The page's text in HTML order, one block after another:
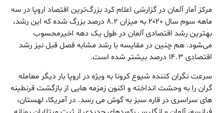
مرکز آمار آلمان در گزارشی اعلام کرد بزرگ‌ترین اقتصاد اروپا در سه
ماهه سوم سال ۲۰۲۰ به میزان ۸.۲ درصد بزرگ شده که این رشد،
بهترین رشد اقتصادی آلمان در طول یک دهه اخیرمحسوب
می‌شود. هم چنین در مقایسه با رشد مشابه فصل قبل نیز رشد
اقتصادی ۱۴.۳ درصد بیشتر شده است.
سرعت نگران کننده شیوع کرونا به ویژه در اروپا بار دیگر معامله
گران را به وحشت انداخته و اکنون زمزمه هایی از بازگشت قرنطینه
های سراسری در قاره سبز به گوش می رسد. در آمریکا، لهستان،